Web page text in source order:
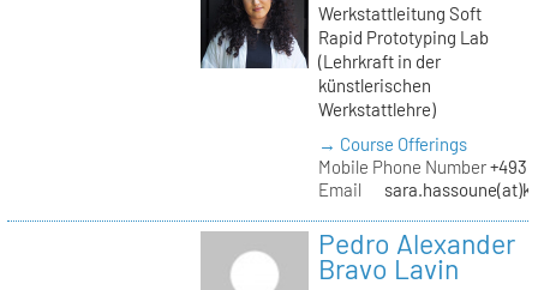
Werkstattleitung Soft
Rapid Prototyping Lab
(Lehrkraft in der
künstlerischen
Werkstattlehre)
→ Course Offerings
Mobile Phone Number
Email
Pedro Alexander
Bravo Lavin